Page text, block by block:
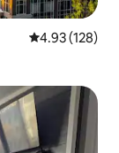
從 128 則評價
4.93 (128)